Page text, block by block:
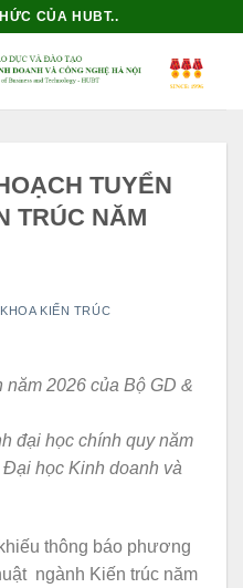
CỦA HUBT..
TUYỂN
TRÚC NĂM
KIẾN TRÚC
năm 2026 của Bộ GD &
đại học chính quy năm
học Kinh doanh và
thông báo phương
ngành Kiến trúc năm